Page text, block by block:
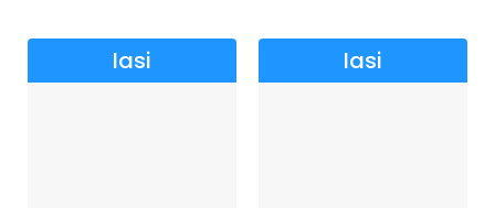
Iasi Iasi